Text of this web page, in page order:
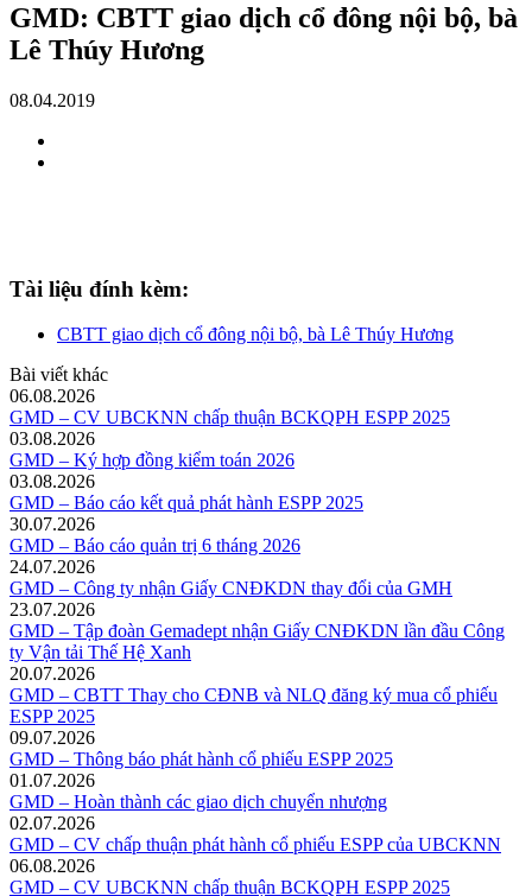
GMD: CBTT giao dịch cổ đông nội bộ, bà
Lê Thúy Hương
08.04.2019
Tài liệu đính kèm:
CBTT giao dịch cổ đông nội bộ, bà Lê Thúy Hương
Bài viết khác
06.08.2026
GMD – CV UBCKNN chấp thuận BCKQPH ESPP 2025
03.08.2026
GMD – Ký hợp đồng kiểm toán 2026
03.08.2026
GMD – Báo cáo kết quả phát hành ESPP 2025
30.07.2026
GMD – Báo cáo quản trị 6 tháng 2026
24.07.2026
GMD – Công ty nhận Giấy CNĐKDN thay đổi của GMH
23.07.2026
GMD – Tập đoàn Gemadept nhận Giấy CNĐKDN lần đầu Công
ty Vận tải Thế Hệ Xanh
20.07.2026
GMD – CBTT Thay cho CĐNB và NLQ đăng ký mua cổ phiếu
ESPP 2025
09.07.2026
GMD – Thông báo phát hành cổ phiếu ESPP 2025
01.07.2026
GMD – Hoàn thành các giao dịch chuyển nhượng
02.07.2026
GMD – CV chấp thuận phát hành cổ phiếu ESPP của UBCKNN
06.08.2026
GMD – CV UBCKNN chấp thuận BCKQPH ESPP 2025